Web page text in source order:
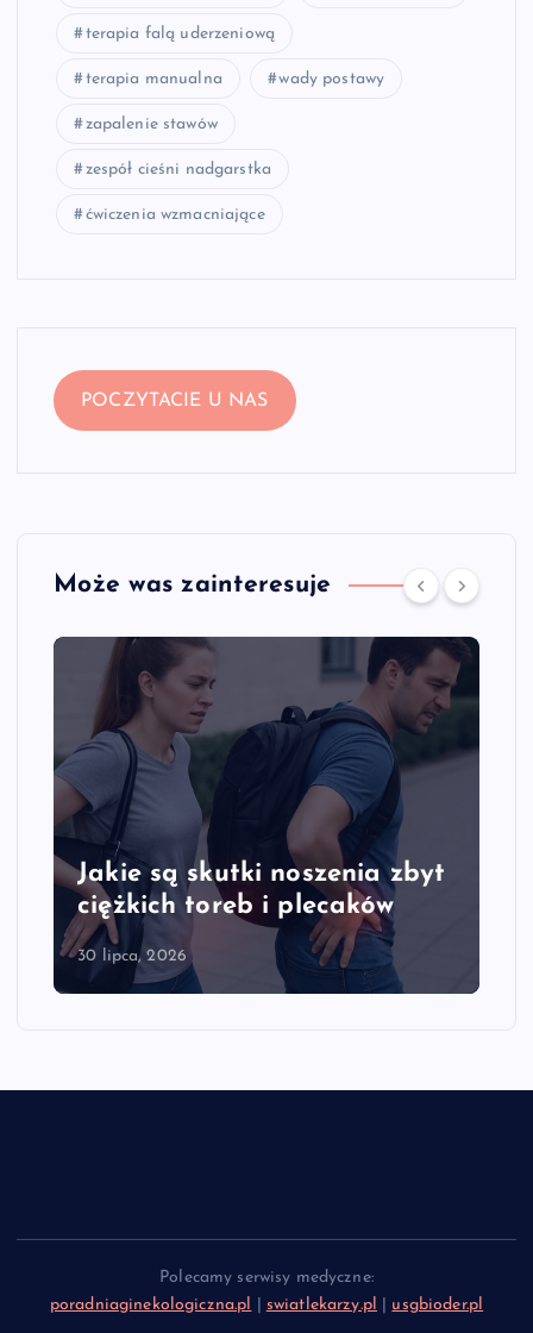
terapia falą uderzeniową
terapia manualna wady postawy
zapalenie stawów
zespół cieśni nadgarstka
ćwiczenia wzmacniające
POCZYTACIE U NAS
Może was zainteresuje
Jakie są objawy przeciążenia
kręgosłupa szyjnego
28 lipca, 2026
Polecamy serwisy medyczne:
poradniaginekologiczna.pl
swiatlekarzy.pl usgbioder.pl